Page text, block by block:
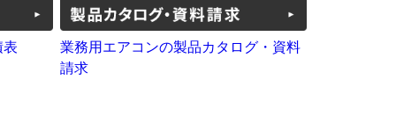
表
業務用エアコンの製品カタログ・資料
請求